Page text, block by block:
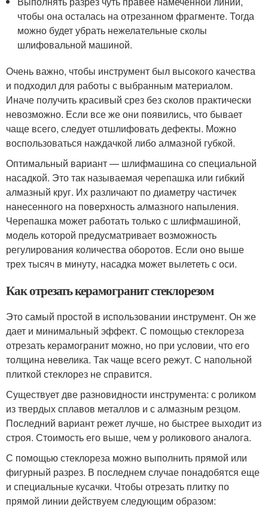
чтобы она осталась на отрезанном фрагменте. Тогда
можно будет убрать нежелательные сколы
шлифовальной машиной.
Очень важно, чтобы инструмент был высокого качества
и подходил для работы с выбранным материалом.
Иначе получить красивый срез без сколов практически
невозможно. Если все же они появились, что бывает
чаще всего, следует отшлифовать дефекты. Можно
воспользоваться наждачкой либо алмазной губкой.
Оптимальный вариант — шлифмашина со специальной
насадкой. Это так называемая черепашка или гибкий
алмазный круг. Их различают по диаметру частичек
нанесенного на поверхность алмазного напыления.
Черепашка может работать только с шлифмашиной,
модель которой предусматривает возможность
регулирования количества оборотов. Если оно выше
трех тысяч в минуту, насадка может вылететь с оси.
Как отрезать керамогранит стеклорезом
Это самый простой в использовании инструмент. Он же
дает и минимальный эффект. С помощью стеклореза
отрезать керамогранит можно, но при условии, что его
толщина невелика. Так чаще всего режут. С напольной
плиткой стеклорез не справится.
Существует две разновидности инструмента: с роликом
из твердых сплавов металлов и с алмазным резцом.
Последний вариант режет лучше, но быстрее выходит из
строя. Стоимость его выше, чем у роликового аналога.
С помощью стеклореза можно выполнить прямой или
фигурный разрез. В последнем случае понадобятся еще
и специальные кусачки. Чтобы отрезать плитку по
прямой линии действуем следующим образом: